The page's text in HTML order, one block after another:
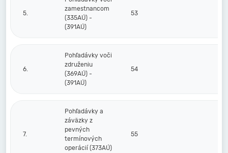
5.
zamestnancom
(335AÚ) -
(391AÚ)
53
6.
Pohľadávky voči
združeniu
(369AÚ) -
(391AÚ)
54
7.
Pohľadávky a
záväzky z
pevných
termínových
operácií (373AÚ)
55